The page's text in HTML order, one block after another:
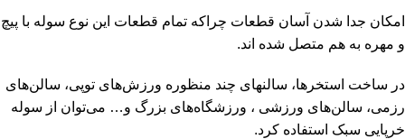
امکان جدا شدن آسان قطعات چراکه تمام قطعات این نوع سوله با پیچ
و مهره به هم متصل شده اند.
در ساخت استخرها، سالنهای چند منظوره ورزش‌های توپی، سالن‌های
رزمی، سالن‌های ورزشی ، ورزشگاه‌های بزرگ و… می‌توان از سوله
خرپایی سبک استفاده کرد.